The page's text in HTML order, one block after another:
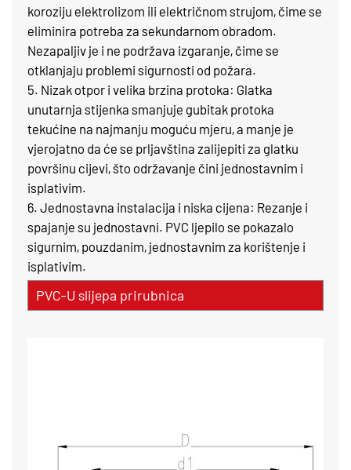
koroziju elektrolizom ili električnom strujom, čime se
eliminira potreba za sekundarnom obradom.
Nezapaljiv je i ne podržava izgaranje, čime se
otklanjaju problemi sigurnosti od požara.
5. Nizak otpor i velika brzina protoka: Glatka
unutarnja stijenka smanjuje gubitak protoka
tekućine na najmanju moguću mjeru, a manje je
vjerojatno da će se prljavština zalijepiti za glatku
površinu cijevi, što održavanje čini jednostavnim i
isplativim.
6. Jednostavna instalacija i niska cijena: Rezanje i
spajanje su jednostavni. PVC ljepilo se pokazalo
sigurnim, pouzdanim, jednostavnim za korištenje i
isplativim.
PVC-U slijepa prirubnica